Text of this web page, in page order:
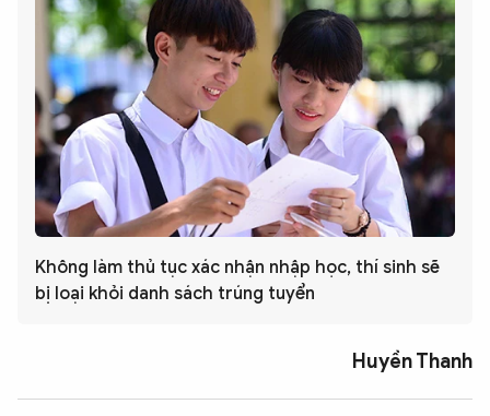
Không làm thủ tục xác nhận nhập học, thí sinh sẽ
bị loại khỏi danh sách trúng tuyển
Huyền Thanh